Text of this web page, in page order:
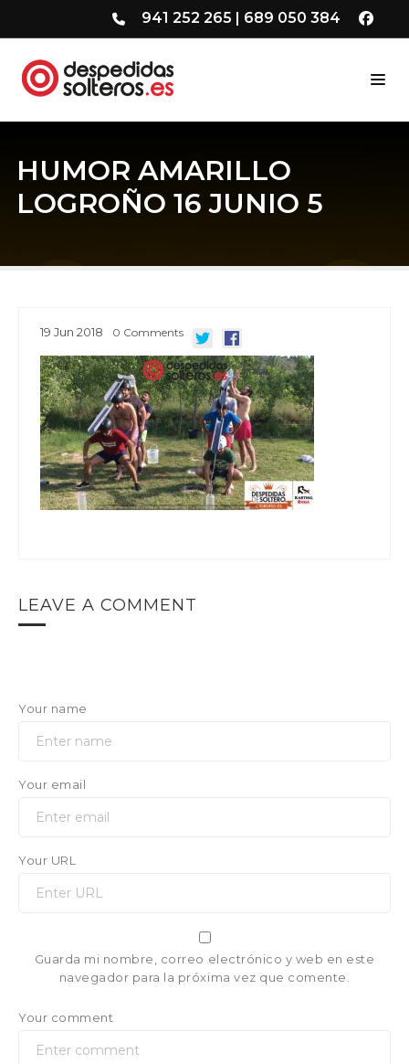
941 252 265 | 689 050 384
HUMOR AMARILLO
LOGROÑO 16 JUNIO 5
19 Jun 2018 0 Comments
LEAVE A COMMENT
Your name
Your email
Your URL
Guarda mi nombre, correo electrónico y web en este
navegador para la próxima vez que comente.
Your comment